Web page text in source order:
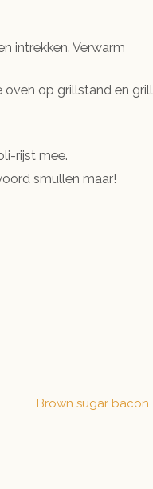
intrekken. Verwarm
oven op grillstand en grill
rijst mee.
smullen maar!
Brown sugar bacon